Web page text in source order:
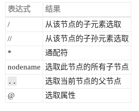
表达式
结果
/
从该节点的子元素选取
//
从该节点的子孙元素选取
*
通配符
nodename
选取此节点的所有子节点
..
选取当前节点的父节点
@
选取属性